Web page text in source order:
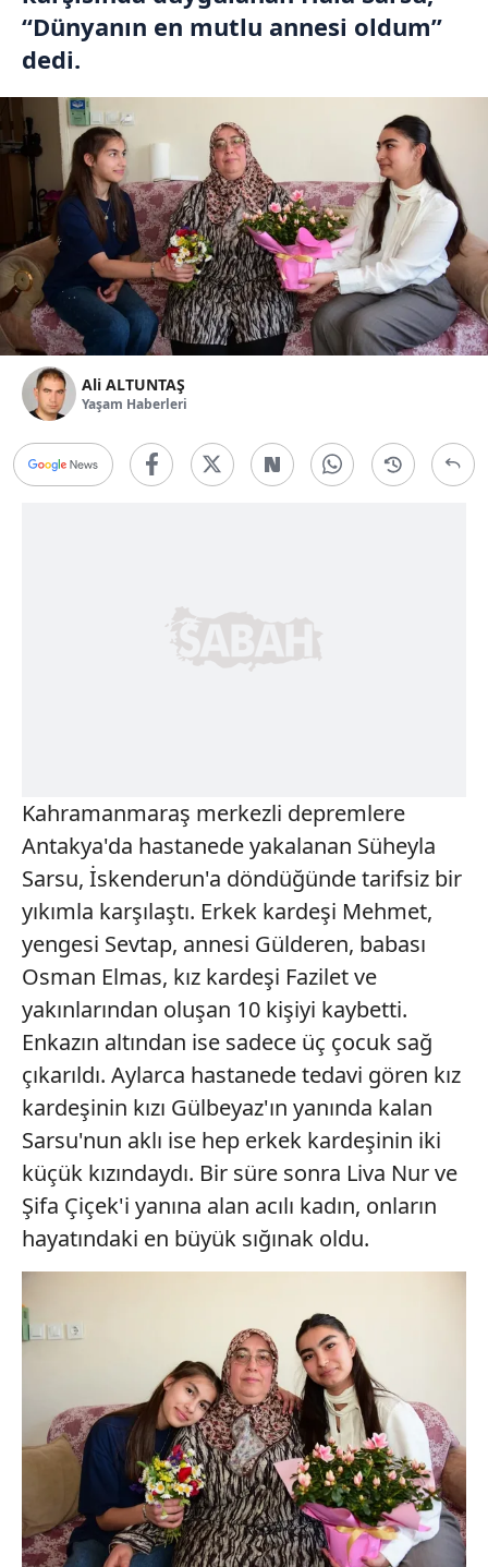
“Dünyanın en mutlu annesi oldum”
dedi.
Ali ALTUNTAŞ
Yaşam Haberleri
Kahramanmaraş merkezli depremlere
Antakya'da hastanede yakalanan Süheyla
Sarsu, İskenderun'a döndüğünde tarifsiz bir
yıkımla karşılaştı. Erkek kardeşi Mehmet,
yengesi Sevtap, annesi Gülderen, babası
Osman Elmas, kız kardeşi Fazilet ve
yakınlarından oluşan 10 kişiyi kaybetti.
Enkazın altından ise sadece üç çocuk sağ
çıkarıldı. Aylarca hastanede tedavi gören kız
kardeşinin kızı Gülbeyaz'ın yanında kalan
Sarsu'nun aklı ise hep erkek kardeşinin iki
küçük kızındaydı. Bir süre sonra Liva Nur ve
Şifa Çiçek'i yanına alan acılı kadın, onların
hayatındaki en büyük sığınak oldu.